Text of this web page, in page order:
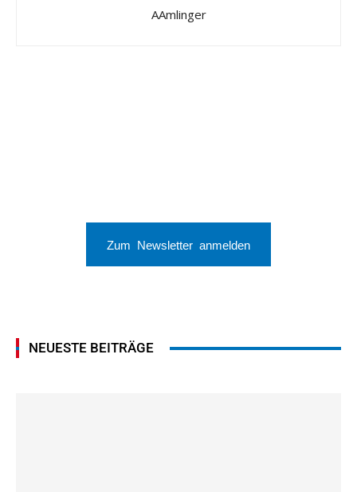
AAmlinger
Zum Newsletter anmelden
NEUESTE BEITRÄGE